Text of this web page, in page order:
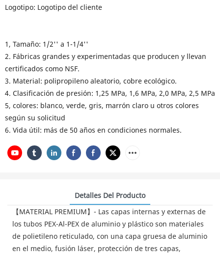
Logotipo: Logotipo del cliente
1, Tamaño: 1/2'' a 1-1/4''
2. Fábricas grandes y experimentadas que producen y llevan
certificados como NSF.
3. Material: polipropileno aleatorio, cobre ecológico.
4. Clasificación de presión: 1,25 MPa, 1,6 MPa, 2,0 MPa, 2,5 MPa
5, colores: blanco, verde, gris, marrón claro u otros colores
según su solicitud
6. Vida útil: más de 50 años en condiciones normales.
Detalles Del Producto
【MATERIAL PREMIUM】- Las capas internas y externas de
los tubos PEX-Al-PEX de aluminio y plástico son materiales
de polietileno reticulado, con una capa gruesa de aluminio
en el medio, fusión láser, protección de tres capas,